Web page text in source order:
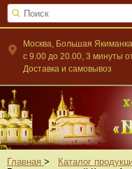
Москва, Большая
c 9.00 до 20.00, 3 минуты
Доставка и самовывоз
Главная > Каталог